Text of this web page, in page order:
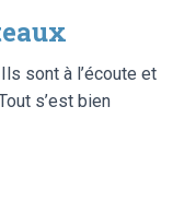
sont à l’écoute et
s’est bien